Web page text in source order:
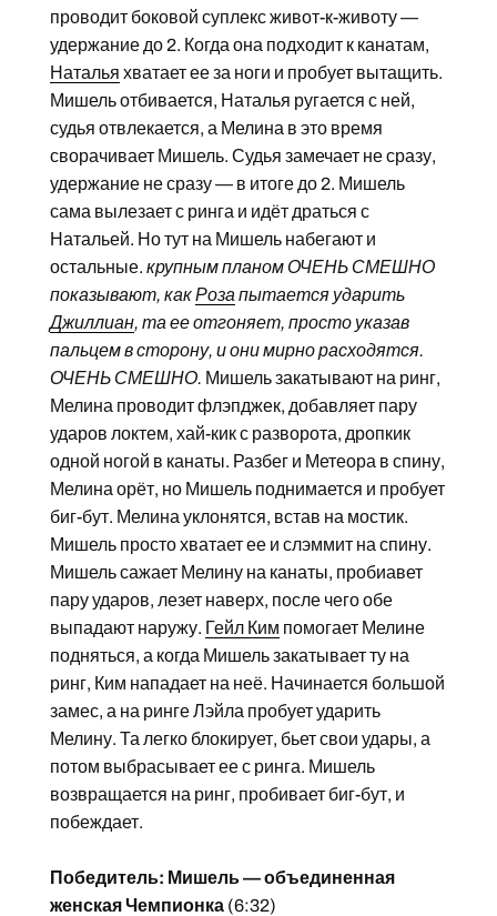
проводит боковой суплекс живот-к-животу —
удержание до 2. Когда она подходит к канатам,
Наталья хватает ее за ноги и пробует вытащить.
Мишель отбивается, Наталья ругается с ней,
судья отвлекается, а Мелина в это время
сворачивает Мишель. Судья замечает не сразу,
удержание не сразу — в итоге до 2. Мишель
сама вылезает с ринга и идёт драться с
Натальей. Но тут на Мишель набегают и
остальные. крупным планом ОЧЕНЬ СМЕШНО
показывают, какРоза пытается ударить
Джиллиан, та ее отгоняет, просто указав
пальцем в сторону, и они мирно расходятся.
ОЧЕНЬ СМЕШНО. Мишель закатывают на ринг,
Мелина проводит флэпджек, добавляет пару
ударов локтем, хай-кик с разворота, дропкик
одной ногой в канаты. Разбег и Метеора в спину,
Мелина орёт, но Мишель поднимается и пробует
биг-бут. Мелина уклонятся, встав на мостик.
Мишель просто хватает ее и слэммит на спину.
Мишель сажает Мелину на канаты, пробиавет
пару ударов, лезет наверх, после чего обе
выпадают наружу. Гейл Ким помогает Мелине
подняться, а когда Мишель закатывает ту на
ринг, Ким нападает на неё. Начинается большой
замес, а на ринге Лэйла пробует ударить
Мелину. Та легко блокирует, бьет свои удары, а
потом выбрасывает ее с ринга. Мишель
возвращается на ринг, пробивает биг-бут, и
побеждает.
Победитель: Мишель — объединенная
женская Чемпионка(6:32)